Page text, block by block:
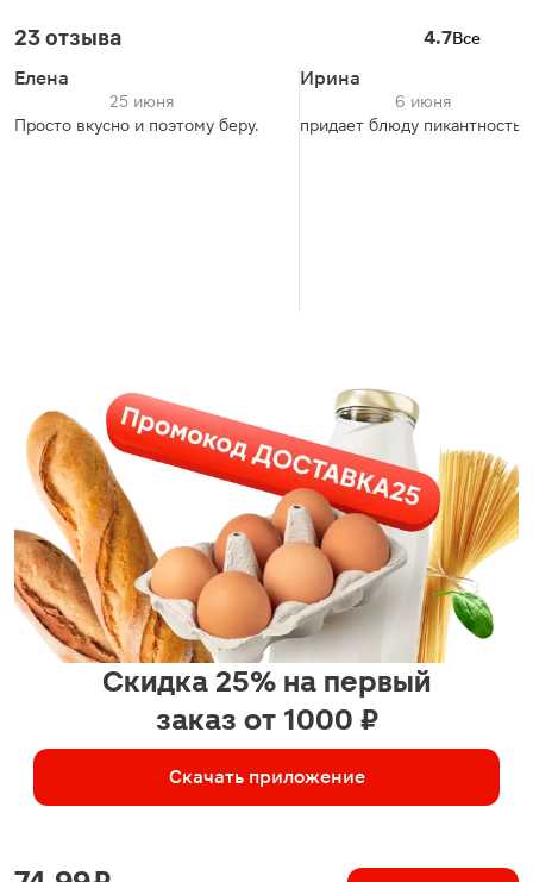
23 отзыва 4.7Все
Елена
25 июня
Просто вкусно и поэтому беру.
Ирина
6 июня
придает блюду пикантность
Скидка 25% на первый
заказ от 1000 ₽
Скачать приложение